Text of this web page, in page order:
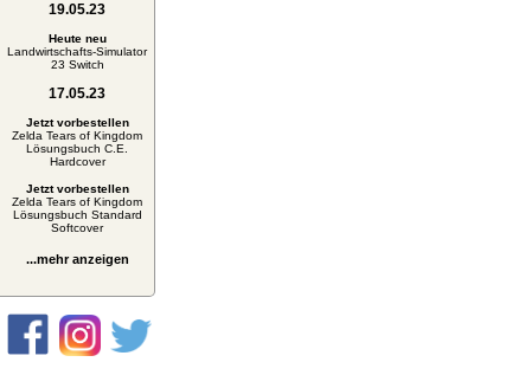
19.05.23
Heute neu
Landwirtschafts-Simulator
23 Switch
17.05.23
Jetzt vorbestellen
Zelda Tears of Kingdom
Lösungsbuch C.E.
Hardcover
Jetzt vorbestellen
Zelda Tears of Kingdom
Lösungsbuch Standard
Softcover
...mehr anzeigen